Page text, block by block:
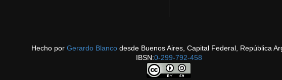
Hecho por Gerardo Blanco desde Buenos Aires, Capital Federal, República
IBSN:0-299-792-458